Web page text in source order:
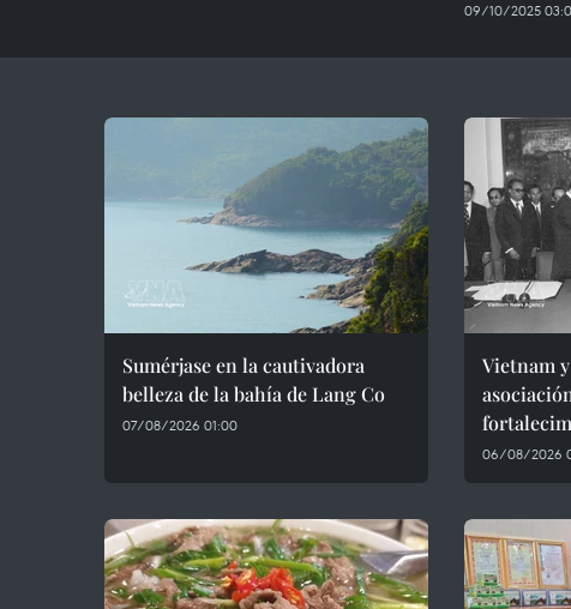
09/10/2025
Sumérjase en la cautivadora
belleza de la bahía de Lang Co
07/08/2026 01:00
Vietnam
06/08/2026